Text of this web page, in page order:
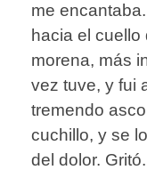
me
hacia el
morena, más
vez tuve, y fui
tremendo
cuchillo, y se
del dolor.